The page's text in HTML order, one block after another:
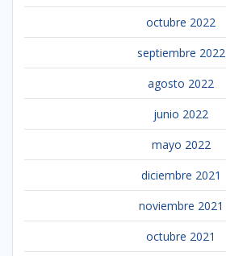
octubre 2022
septiembre 2022
agosto 2022
junio 2022
mayo 2022
diciembre 2021
noviembre 2021
octubre 2021